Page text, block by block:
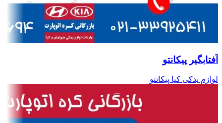
آفتابگیر پیکانتو
لوازم یدکی کیا پیکانتو